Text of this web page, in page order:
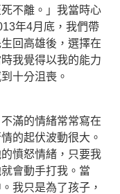
不離。」我當時心
年4月底，我們帶
回高雄後，選擇在
我覺得以我的能力
十分沮喪。
滿的情緒常常寫在
的起伏波動很大。
憤怒情緒，只要我
會動手打我。當
我只是為了孩子，